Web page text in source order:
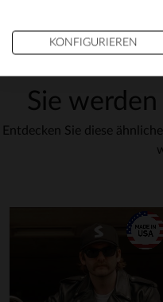
Sie
Entdecken Sie diese
KONFIGURIEREN